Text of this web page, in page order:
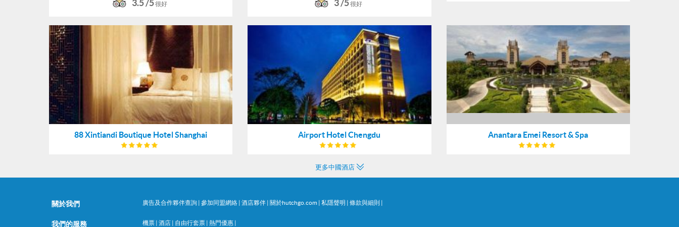
3.5 /5很好 3 /5很好
88 Xintiandi Boutique Hotel Shanghai Airport Hotel Chengdu Anantara Emei Resort & Spa
更多中國酒店
關於我們 廣告及合作夥伴查詢 | 參加同盟網絡 | 酒店夥伴 | 關於hutchgo.com | 私隱聲明 | 條款與細則 |
我們的服務 機票 | 酒店 | 自由行套票 | 熱門優惠 |